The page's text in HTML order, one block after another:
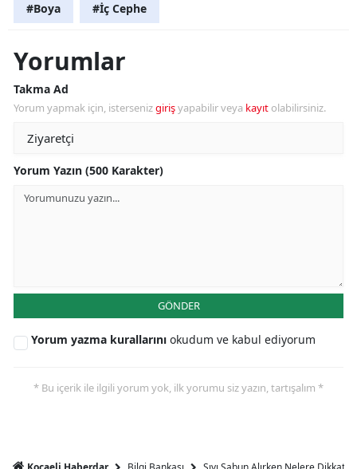
#Boya #İç Cephe
Yorumlar
Takma Ad
Yorum yapmak için, istersenizgirişyapabilir veya kayıt olabilirsiniz.
Yorum Yazın (500 Karakter)
GÖNDER
Yorum yazma kurallarını okudum ve kabul ediyorum
* Bu içerik ile ilgili yorum yok, ilk yorumu siz yazın, tartışalım *